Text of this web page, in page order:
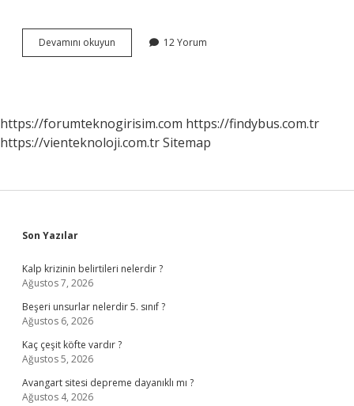
Devamını okuyun
Kaynakları
12 Yorum
https://forumteknogirisim.com https://findybus.com.tr
https://vienteknoloji.com.trSitemap
Sidebar
Son Yazılar
Kalp krizinin belirtileri nelerdir ?
Ağustos 7, 2026
Beşeri unsurlar nelerdir 5. sınıf ?
Ağustos 6, 2026
Kaç çeşit köfte vardır ?
Ağustos 5, 2026
Avangart sitesi depreme dayanıklı mı ?
Ağustos 4, 2026